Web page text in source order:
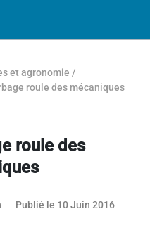
et agronomie /
roule des mécaniques
roule des
Publié le 10 Juin 201610 juin